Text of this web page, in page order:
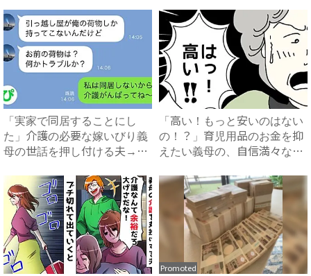
「実家で同居することにし
た」介護の必要な嫁いびり義
母の世話を押し付ける夫→妻
「高い！もっと安いのはない
の！？」育児用品のお金を抑
えたい義母の、自信満々な提
Promoted